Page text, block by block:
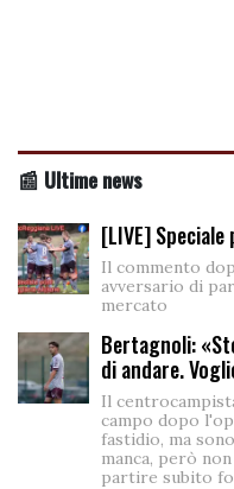
📰 Ultime news
[LIVE]
Il commento
avversario di
mercato
Bertagnoli:
di andare.
Il
campo dopo
fastidio, ma
manca, però
partire subito